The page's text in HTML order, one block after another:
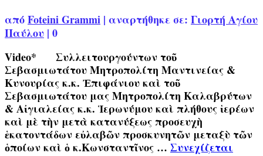
απόFoteini Grammi | αναρτήθηκε σε: Γιορτή Αγίου
Παύλου | 0
Video* Συλλειτουργούντων τοῦ
Σεβασμιωτάτου Μητροπολίτη Μαντινείας &
Κυνουρίας κ.κ. Ἐπιφάνιου καὶ τοῦ
Σεβασμιωτάτου μας Μητροπολίτη Καλαβρύτων
& Αἰγιαλείας κ.κ. Ἱερωνύμου καὶ πλήθους ἱερέων
καὶ μὲ τὴν μετὰ κατανύξεως προσευχὴ
ἑκατοντάδων εὐλαβῶν προσκυνητῶν μεταξὺ τῶν
ὁποίων καὶ ὁ κ.Κωνσταντῖνος … Συνεχίζεται